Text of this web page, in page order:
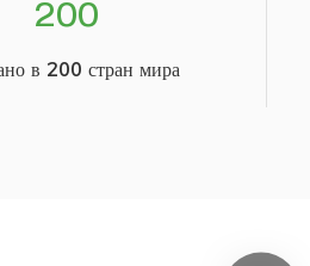
200
в 200 стран мира